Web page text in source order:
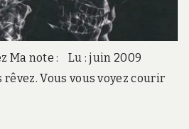
Ma note : Lu : juin 2009
rêvez. Vous vous voyez courir